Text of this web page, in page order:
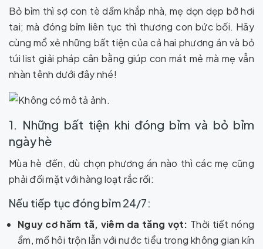
Bỏ bỉm thì sợ con tè dầm khắp nhà, mẹ dọn dẹp bở hơi
tai; mà đóng bỉm liên tục thì thương con bức bối. Hãy
cùng mổ xẻ những bất tiện của cả hai phương án và bỏ
túi list giải pháp cân bằng giúp con mát mẻ mà mẹ vẫn
nhàn tênh dưới đây nhé!
1. Những bất tiện khi đóng bỉm và bỏ bỉm
ngày hè
Mùa hè đến, dù chọn phương án nào thì các mẹ cũng
phải đối mặt với hàng loạt rắc rối:
Nếu tiếp tục đóng bỉm 24/7:
Nguy cơ hăm tã, viêm da tăng vọt: Thời tiết nóng
ẩm, mồ hôi trộn lẫn với nước tiểu trong không gian kín